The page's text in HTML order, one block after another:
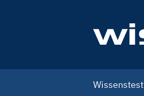
navigation
Wissenstest